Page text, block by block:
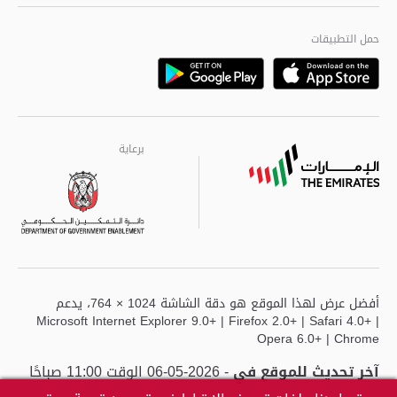
مراكز خدمة أبوظبى
حمل التطبيقات
Google
Playstore
برعاية
برعاية
أفضل عرض لهذا الموقع هو دقة الشاشة 1024 × 764، يدعم
Microsoft Internet Explorer 9.0+ | Firefox 2.0+ | Safari 4.0+ |
Opera 6.0+ | Chrome
آخر تحديث للموقع في- 2026-05-06 الوقت 11:00 صباحًا